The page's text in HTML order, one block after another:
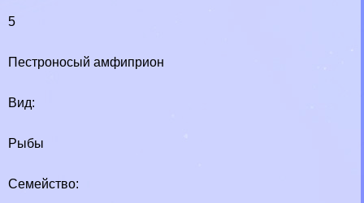
5
Пестроносый амфиприон
Вид:
Рыбы
Семейство: